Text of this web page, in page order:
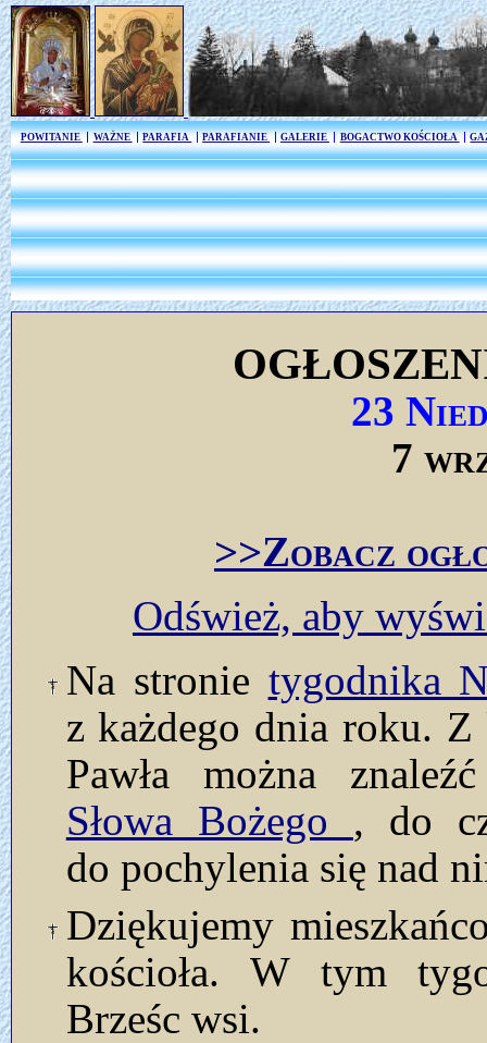
POWITANIE WAŻNE PARAFIA PARAFIANIE GALERIE BOGACTWO KOŚCIOŁA
23
7
>>Zobacz
Odśwież, aby
Na stronie tygodnika
z każdego dnia roku. Z
Pawła można
Słowa Bożego , do
do pochylenia się nad
Dziękujemy
kościoła. W tym
Brześc wsi.